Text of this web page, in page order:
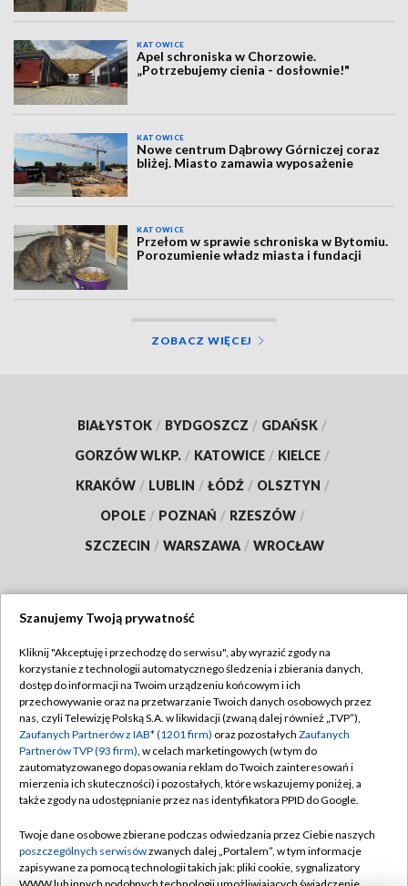
KATOWICE
Apel schroniska w Chorzowie.
„Potrzebujemy cienia - dosłownie!"
KATOWICE
Nowe centrum Dąbrowy Górniczej coraz
bliżej. Miasto zamawia wyposażenie
KATOWICE
Przełom w sprawie schroniska w Bytomiu.
Porozumienie władz miasta i fundacji
ZOBACZ WIĘCEJ
BIAŁYSTOK / BYDGOSZCZ / GDAŃSK /
GORZÓW WLKP. / KATOWICE / KIELCE /
KRAKÓW / LUBLIN / ŁÓDŹ / OLSZTYN /
OPOLE / POZNAŃ / RZESZÓW /
SZCZECIN / WARSZAWA / WROCŁAW
TVP
Abonament TVP
Emisja w TVP
Centrum informacji TVP
Naziemna Telewizja Cyfrowa
Rada Programowa
System NOS
Regulamin TVP
Polityka prywatności
Moje zgody
Pomoc
Kontakt
Szanujemy Twoją prywatność
Kliknij "Akceptuję i przechodzę do serwisu", aby wyrazić zgody na
korzystanie z technologii automatycznego śledzenia i zbierania danych,
dostęp do informacji na Twoim urządzeniu końcowym i ich
przechowywanie oraz na przetwarzanie Twoich danych osobowych przez
nas, czyli Telewizję Polską S.A. w likwidacji (zwaną dalej również „TVP”),
Zaufanych Partnerów z IAB* (1201 firm) oraz pozostałych Zaufanych
Partnerów TVP (93 firm), w celach marketingowych (w tym do
zautomatyzowanego dopasowania reklam do Twoich zainteresowań i
mierzenia ich skuteczności) i pozostałych, które wskazujemy poniżej, a
także zgody na udostępnianie przez nas identyfikatora PPID do Google.
Twoje dane osobowe zbierane podczas odwiedzania przez Ciebie naszych
poszczególnych serwisówzwanych dalej „Portalem”, w tym informacje
zapisywane za pomocą technologii takich jak: pliki cookie, sygnalizatory